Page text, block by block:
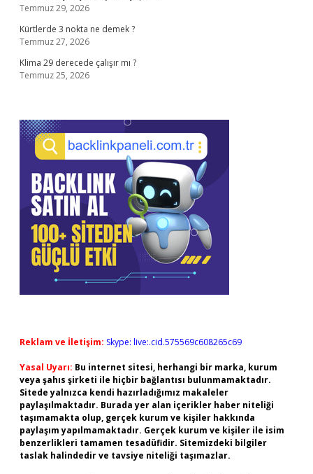
Temmuz 29, 2026
Kürtlerde 3 nokta ne demek ?
Temmuz 27, 2026
Klima 29 derecede çalışır mı ?
Temmuz 25, 2026
Reklam ve İletişim: Skype: live:.cid.575569c608265c69
Yasal Uyarı: Bu internet sitesi, herhangi bir marka, kurum
veya şahıs şirketi ile hiçbir bağlantısı bulunmamaktadır.
Sitede yalnızca kendi hazırladığımız makaleler
paylaşılmaktadır. Burada yer alan içerikler haber niteliği
taşımamakta olup, gerçek kurum ve kişiler hakkında
paylaşım yapılmamaktadır. Gerçek kurum ve kişiler ile isim
benzerlikleri tamamen tesadüfidir. Sitemizdeki bilgiler
taslak halindedir ve tavsiye niteliği taşımazlar.